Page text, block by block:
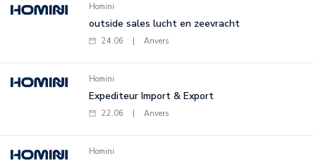
Homini
outside sales lucht en zeevracht
24.06 Anvers
Homini
Expediteur Import & Export
22.06 Anvers
Homini